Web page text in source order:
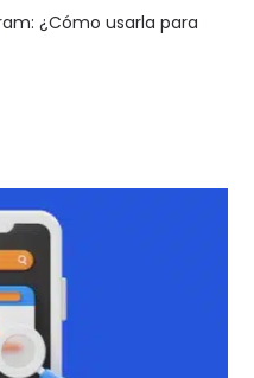
¿Cómo usarla para